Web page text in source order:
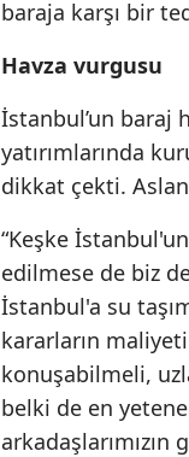
baraja karşı bir
Havza vurgusu
İstanbul’un baraj
yatırımlarında
dikkat çekti.
“Keşke
edilmese de biz
İstanbul'a su
kararların
konuşabilmeli,
belki de en